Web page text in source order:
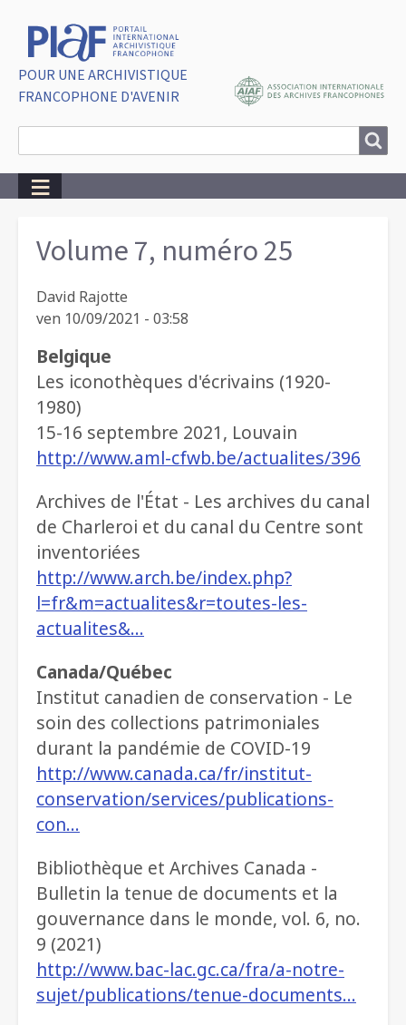
POUR UNE ARCHIVISTIQUE
FRANCOPHONE D'AVENIR
Volume 7, numéro 25
David Rajotte
ven 10/09/2021 - 03:58
Belgique
Les iconothèques d'écrivains (1920-
1980)
15-16 septembre 2021, Louvain
http://www.aml-cfwb.be/actualites/396
Archives de l'État - Les archives du canal
de Charleroi et du canal du Centre sont
inventoriées
http://www.arch.be/index.php?
l=fr&m=actualites&r=toutes-les-
actualites&…
Canada/Québec
Institut canadien de conservation - Le
soin des collections patrimoniales
durant la pandémie de COVID-19
http://www.canada.ca/fr/institut-
conservation/services/publications-
con…
Bibliothèque et Archives Canada -
Bulletin la tenue de documents et la
gouvernance dans le monde, vol. 6, no.
9 (2021)
http://www.bac-lac.gc.ca/fra/a-notre-
sujet/publications/tenue-documents…